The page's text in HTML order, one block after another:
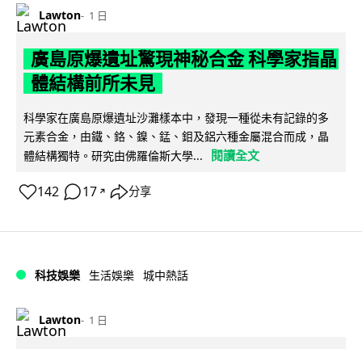
Lawton 1 日
廣島原爆遺址驚現神秘合金 科學家指晶
體結構前所未見
科學家在廣島原爆遺址沙灘樣本中，發現一種從未有記錄的多
元素合金，由鐵、鉻、鎳、錳、鉬及鋁六種金屬混合而成，晶
體結構獨特。研究由佛羅倫斯大學...
閱讀全文
142 17 ↗ 分享
科技娛樂 生活娛樂 城中熱話
Lawton 1 日